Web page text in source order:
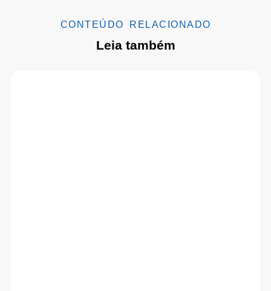
CONTEÚDO RELACIONADO
Leia também